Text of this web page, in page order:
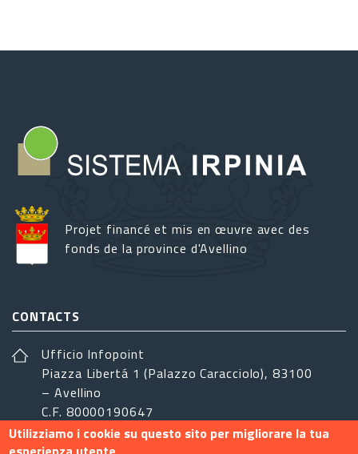
Projet financé et mis en œuvre avec des
fonds de la province d'Avellino
CONTACTS
Ufficio Infopoint
Piazza Libertá 1 (Palazzo Caracciolo), 83100
– Avellino
C.F. 80000190647
sistemairpinia@provincia.avellino.it
Utilizziamo i cookie su questo sito per migliorare la tua